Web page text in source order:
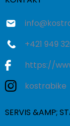
info@
+421 949
https://
kostrabike
SERVIS &AMP;